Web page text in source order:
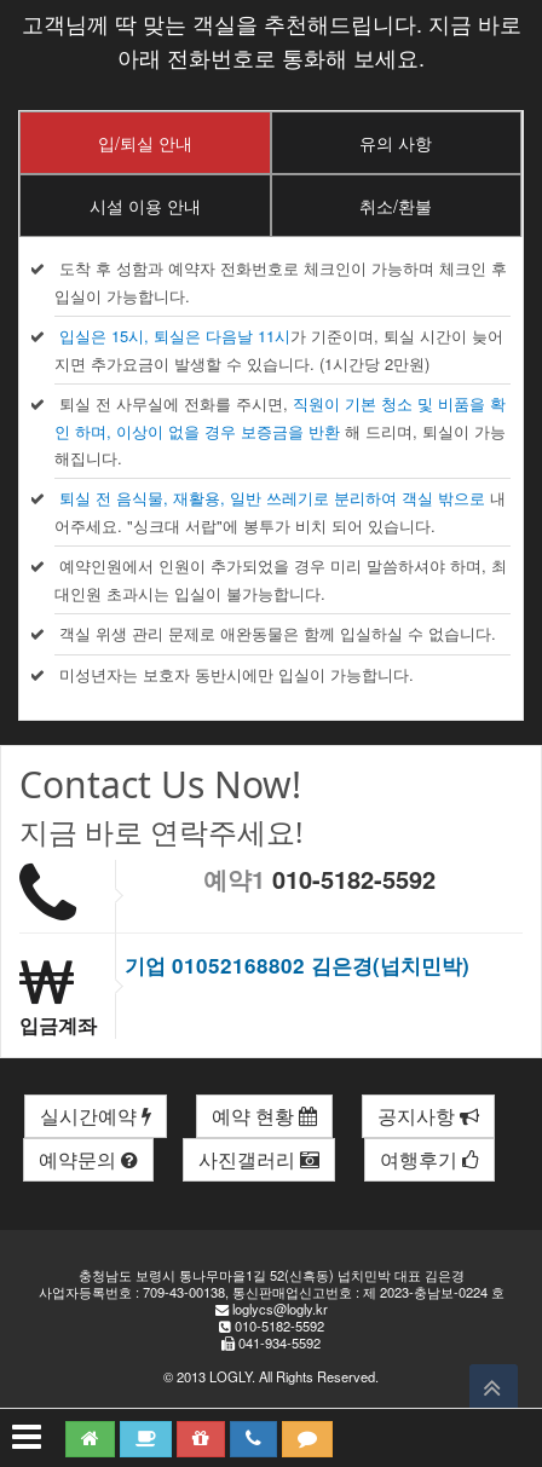
고객님께 딱 맞는 객실을 추천해드립니다. 지금 바로
아래 전화번호로 통화해 보세요.
입/퇴실 안내 유의 사항
시설 이용 안내 취소/환불
도착 후 성함과 예약자 전화번호로 체크인이 가능하며 체크인 후
입실이 가능합니다.
입실은 15시, 퇴실은 다음날 11시가 기준이며, 퇴실 시간이 늦어
지면 추가요금이 발생할 수 있습니다. (1시간당 2만원)
퇴실 전 사무실에 전화를 주시면, 직원이 기본 청소 및 비품을 확
인 하며, 이상이 없을 경우 보증금을 반환해 드리며, 퇴실이 가능
해집니다.
퇴실 전 음식물, 재활용, 일반 쓰레기로 분리하여 객실 밖으로 내
어주세요. "싱크대 서랍"에 봉투가 비치 되어 있습니다.
예약인원에서 인원이 추가되었을 경우 미리 말씀하셔야 하며, 최
대인원 초과시는 입실이 불가능합니다.
객실 위생 관리 문제로 애완동물은 함께 입실하실 수 없습니다.
미성년자는 보호자 동반시에만 입실이 가능합니다.
Contact Us Now!
지금 바로 연락주세요!
예약1 010-5182-5592
입금계좌
기업 01052168802 김은경(넙치민박)
실시간예약 예약 현황
공지사항
예약문의
사진갤러리 여행후기
충청남도 보령시 통나무마을1길 52(신흑동) 넙치민박 대표 김은경
사업자등록번호 : 709-43-00138, 통신판매업신고번호 : 제 2023-충남보-0224 호
loglycs@logly.kr
010-5182-5592
041-934-5592
© 2013 LOGLY. All Rights Reserved.